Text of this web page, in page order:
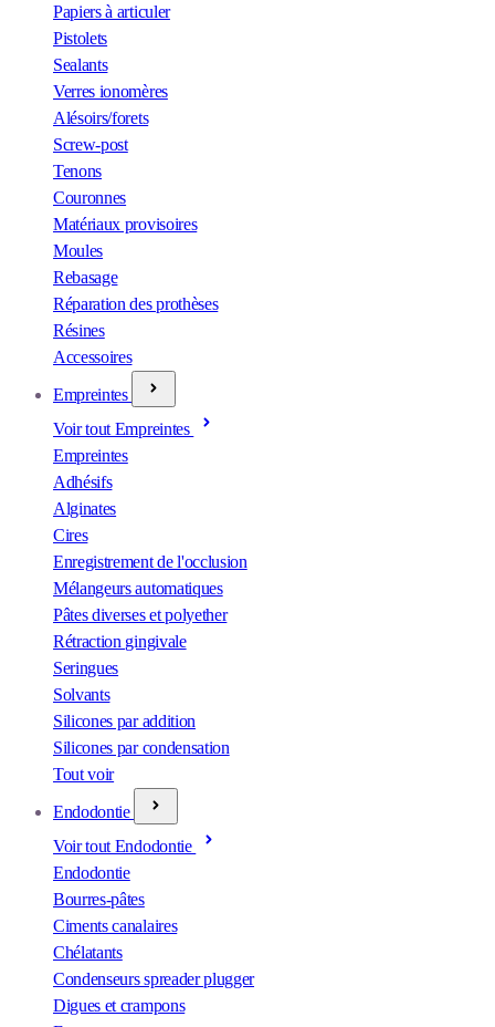
Papiers à articuler
Pistolets
Sealants
Verres ionomères
Alésoirs/forets
Screw-post
Tenons
Couronnes
Matériaux provisoires
Moules
Rebasage
Réparation des prothèses
Résines
Accessoires
Empreintes
Voir tout Empreintes
Empreintes
Adhésifs
Alginates
Cires
Enregistrement de l'occlusion
Mélangeurs automatiques
Pâtes diverses et polyether
Rétraction gingivale
Seringues
Solvants
Silicones par addition
Silicones par condensation
Tout voir
Endodontie
Voir tout Endodontie
Endodontie
Bourres-pâtes
Ciments canalaires
Chélatants
Condenseurs spreader plugger
Digues et crampons